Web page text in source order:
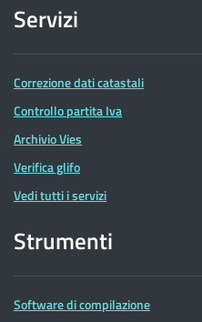
Servizi
Correzione dati catastali
Controllo partita Iva
Archivio Vies
Verifica glifo
Vedi tutti i servizi
Strumenti
Software di compilazione